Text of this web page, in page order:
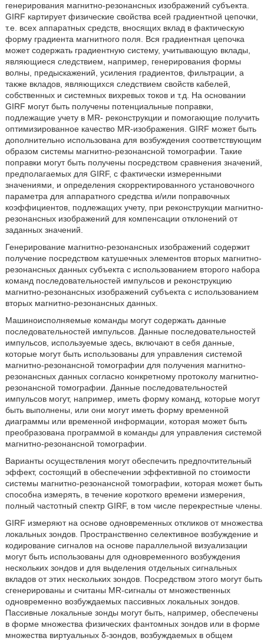
генерирования магнитно-резонансных изображений субъекта.
GIRF картирует физические свойства всей градиентной цепочки,
т.е. всех аппаратных средств, вносящих вклад в фактическую
форму градиента магнитного поля. Вся градиентная цепочка
может содержать градиентную систему, учитывающую вклады,
являющиеся следствием, например, генерирования формы
волны, предыскажений, усиления градиентов, фильтрации, а
также вкладов, являющихся следствием свойств кабелей,
собственных и системных вихревых токов и т.д. На основании
GIRF могут быть получены потенциальные поправки,
подлежащие учету в MR- реконструкции и помогающие получить
оптимизированное качество MR-изображения. GIRF может быть
дополнительно использована для возбуждения соответствующим
образом системы магнитно-резонансной томографии. Такие
поправки могут быть получены посредством сравнения значений,
предполагаемых для GIRF, с фактически измеренными
значениями, и определения скорректированного установочного
параметра для аппаратного средства и/или поправочных
коэффициентов, подлежащих учету, при реконструкции магнитно-
резонансных изображений для компенсации отклонений от
заданных значений.
Генерирование магнитно-резонансных изображений содержит
получение посредством катушечных элементов вторых магнитно-
резонансных данных субъекта с использованием второго набора
команд последовательностей импульсов и реконструкцию
магнитно-резонансных изображений субъекта с использованием
вторых магнитно-резонансных данных.
Машиноисполняемые команды могут содержать данные
последовательностей импульсов. Данные последовательностей
импульсов, используемые здесь, включают в себя данные,
которые могут быть использованы для управления системой
магнитно-резонансной томографии для получения магнитно-
резонансных данных согласно конкретному протоколу магнитно-
резонансной томографии. Данные последовательностей
импульсов могут, например, иметь форму команд, которые могут
быть выполнены, или они могут иметь форму временной
диаграммы или временной информации, которая может быть
преобразована программой в команды для управления системой
магнитно-резонансной томографии.
Варианты осуществления могут обеспечить предпочтительный
эффект, состоящий в обеспечении эффективной по стоимости
системы магнитно-резонансной томографии, которая может быть
способна измерять, в течение короткого времени измерения,
полный частотный спектр GIRF, в том числе перекрестные члены.
GIRF измеряют на основе одновременных откликов от множества
локальных зондов. Пространственно селективное возбуждение и
кодирование сигналов на основе параллельной визуализации
могут быть использованы для одновременного возбуждения
нескольких зондов и для выделения отдельных сигнальных
вкладов от этих нескольких зондов. Посредством этого могут быть
сгенерированы и считаны MR-сигналы от множественных
одновременно возбуждаемых пассивных локальных зондов.
Пассивные локальные зонды могут быть, например, обеспечены
в форме множества физических фантомных зондов или в форме
множества виртуальных δ-зондов, возбуждаемых в общем